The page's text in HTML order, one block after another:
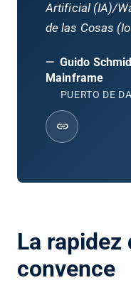
Artificial (IA)/
de las Cosas
— Guido
Mainframe
PUERTO DE
link
La
convence